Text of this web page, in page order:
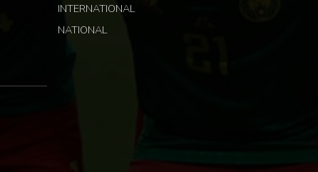
INTERNATIONAL
NATIONAL